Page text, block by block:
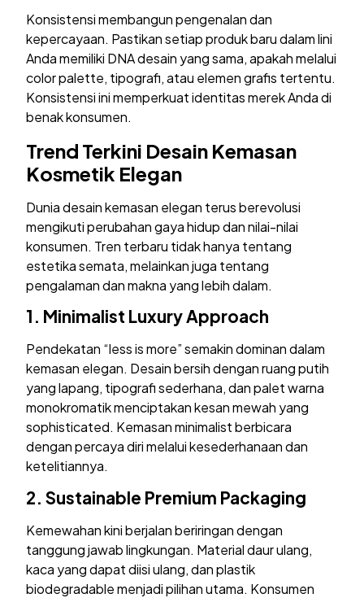
Konsistensi membangun pengenalan dan
kepercayaan. Pastikan setiap produk baru dalam lini
Anda memiliki DNA desain yang sama, apakah melalui
color palette, tipografi, atau elemen grafis tertentu.
Konsistensi ini memperkuat identitas merek Anda di
benak konsumen.
Trend Terkini Desain Kemasan
Kosmetik Elegan
Dunia desain kemasan elegan terus berevolusi
mengikuti perubahan gaya hidup dan nilai-nilai
konsumen. Tren terbaru tidak hanya tentang
estetika semata, melainkan juga tentang
pengalaman dan makna yang lebih dalam.
1. Minimalist Luxury Approach
Pendekatan “less is more” semakin dominan dalam
kemasan elegan. Desain bersih dengan ruang putih
yang lapang, tipografi sederhana, dan palet warna
monokromatik menciptakan kesan mewah yang
sophisticated. Kemasan minimalist berbicara
dengan percaya diri melalui kesederhanaan dan
ketelitiannya.
2.Sustainable Premium Packaging
Kemewahan kini berjalan beriringan dengan
tanggung jawab lingkungan. Material daur ulang,
kaca yang dapat diisi ulang, dan plastik
biodegradable menjadi pilihan utama. Konsumen